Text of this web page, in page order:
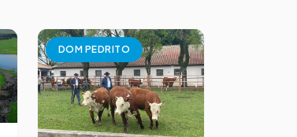
DOM PEDRITO